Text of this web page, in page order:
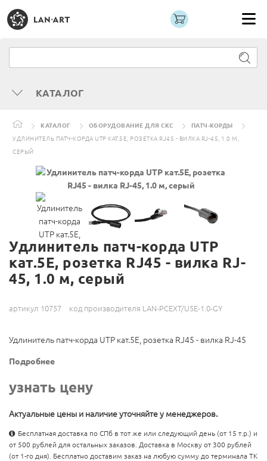
КАТАЛОГ
КАТАЛОГ ОБОРУДОВАНИЕ ДЛЯ СКС
ПАТЧ-КОРДЫ
УДЛИНИТЕЛЬ ПАТЧ-КОРДА UTP КАТ.5E, РОЗЕТКА RJ45 - ВИЛКА RJ-45, 1.0 М,
СЕРЫЙ
Удлинитель патч-корда UTP
кат.5E, розетка RJ45 - вилка RJ-
45, 1.0 м, серый
артикул 10757 код производителя LAN-PCEXT/U5E-1.0-GY
Удлинитель патч-корда UTP кат.5E, розетка RJ45 - вилка RJ-45
Подробнее
узнать цену
Актуальные цены и наличие уточняйте у менеджеров.
Бесплатная доставка по СПб в тот же или следующий день (от 15 т.р.) и
от 500 рублей для остальных заказов. Доставка в Москву от 300 рублей
(от 1-го дня). Бесплатно доставим заказ на любую сумму до терминала ТК